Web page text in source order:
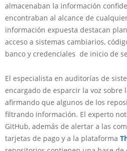
almacenaban la información
encontraban al alcance de
información expuesta destacan
acceso a sistemas cambiarios,
banco y credenciales de inicio de
El especialista en auditorías de
encargado de esparcir la voz sobre
afirmando que algunos de los
filtrando información. El experto
GitHub, además de alertar a las
tarjetas de pago y a la plataforma